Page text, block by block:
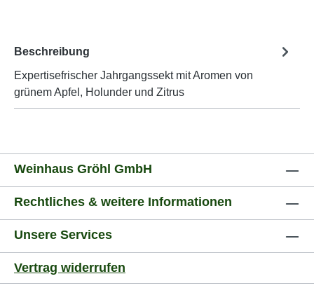
Beschreibung
Expertisefrischer Jahrgangssekt mit Aromen von
grünem Apfel, Holunder und Zitrus
Weinhaus Gröhl GmbH
Rechtliches & weitere Informationen
Unsere Services
Vertrag widerrufen